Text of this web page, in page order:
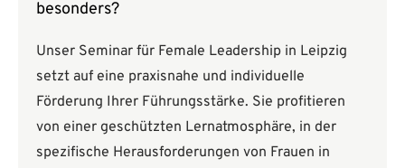
besonders?
Unser Seminar für Female Leadership in Leipzig
setzt auf eine praxisnahe und individuelle
Förderung Ihrer Führungsstärke. Sie profitieren
von einer geschützten Lernatmosphäre, in der
spezifische Herausforderungen von Frauen in